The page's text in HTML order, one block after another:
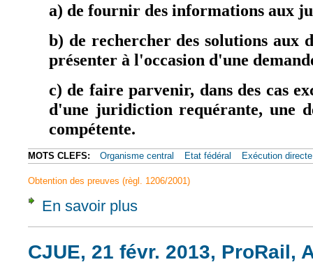
a) de fournir des informations aux
b) de rechercher des solutions aux
présenter à l'occasion d'une
c) de faire parvenir, dans des cas
d'une juridiction requérante, une
compétente.
MOTS CLEFS: Organisme central Etat fédéral Exécution
Obtention des preuves (règl. 1206/2001)
En savoir plus
CJUE, 21 févr. 2013, ProRail,